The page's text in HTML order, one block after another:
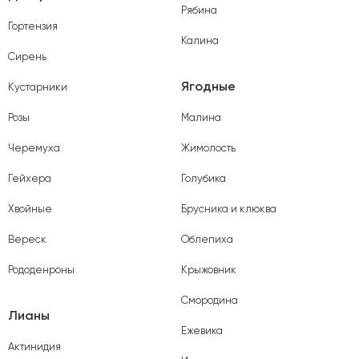
Рябина
Калина
Гортензия
Сирень
Кустарники
Розы
Черемуха
Гейхера
Хвойные
Вереск
Рододенроны
Ягодные
Малина
Жимолость
Голубика
Брусника и клюква
Облепиха
Крыжовник
Смородина
Ежевика
Лианы
Актинидия